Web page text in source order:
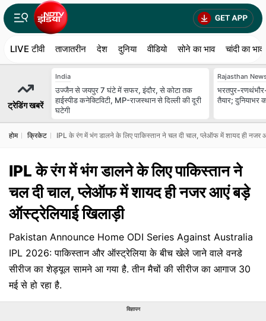
LIVE टीवी ताजातरीन देश दुनिया वीडियो सोने का भाव चांदी का भाव
ट्रेडिंग खबरें
India
उज्जैन से जयपुर 7 घंटे में सफर, इंदौर, से कोटा तक
हाईस्पीड कनेक्टिविटी, MP-राजस्थान से दिल्ली की दूरी
घटेगी
Rajasthan
भरतपुर-रणथंभौर-
तैयार; दुनियाभर
होम क्रिकेट IPL के रंग में भंग डालने के लिए पाकिस्तान ने चल दी चाल, प्लेऑफ में शायद ही नजर
IPL के रंग में भंग डालने के लिए पाकिस्तान ने
चल दी चाल, प्लेऑफ में शायद ही नजर आएं बड़े
ऑस्ट्रेलियाई खिलाड़ी
Pakistan Announce Home ODI Series Against Australia
IPL 2026: पाकिस्तान और ऑस्ट्रेलिया के बीच खेले जाने वाले वनडे
सीरीज का शेड्यूल सामने आ गया है. तीन मैचों की सीरीज का आगाज 30
मई से हो रहा है.
विज्ञापन